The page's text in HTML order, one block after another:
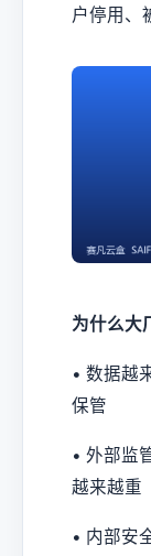
户停用、
为什么大
• 数据越
保管
• 外部监
越来越重
• 内部安